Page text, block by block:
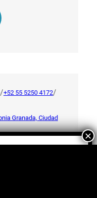
/+52 55 5250 4172/
Granada, Ciudad